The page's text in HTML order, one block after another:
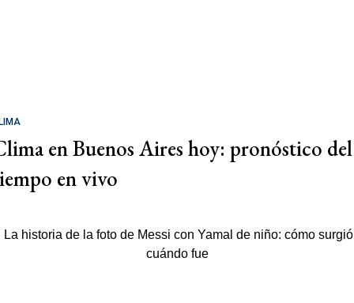
en Buenos Aires hoy: pronóstico del
en vivo